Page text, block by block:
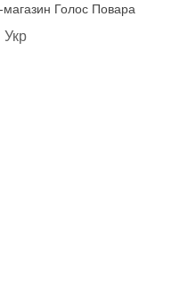
Голос Повара
Укр